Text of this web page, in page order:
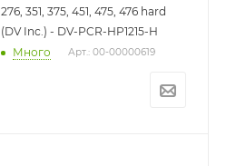
276, 351, 375, 451, 475, 476 hard
(DV Inc.) - DV-PCR-HP1215-H
Много
Арт.: 00-00000619